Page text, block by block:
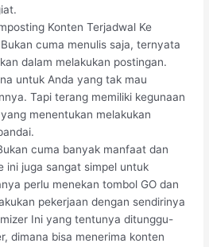
Konten Terjadwal Ke
cuma menulis saja, ternyata
dalam melakukan postingan.
untuk Anda yang tak mau
Tapi terang memiliki kegunaan
menentukan melakukan
cuma banyak manfaat dan
ini juga sangat simpel untuk
perlu menekan tombol GO dan
pekerjaan dengan sendirinya
Ini yang tentunya ditunggu-
dimana bisa menerima konten